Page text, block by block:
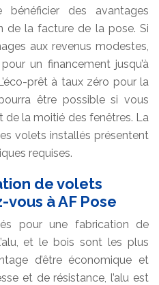
des avantages
de la facture de la pose. Si
aux revenus modestes,
un financement jusqu’à
prêt à taux zéro pour la
être possible si vous
la moitié des fenêtres. La
volets installés présentent
requises.
de volets
à AF Pose
pour une fabrication de
et le bois sont les plus
d’être économique et
et de résistance, l’alu est